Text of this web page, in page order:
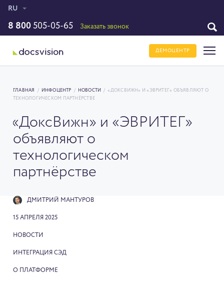
RU
8 800 505-05-65 Заказать звонок
ДЕМОЦЕНТР
ГЛАВНАЯ / ИНФОЦЕНТР / НОВОСТИ /
«ДОКСВИЖН» И «ЭВРИТЕГ» ОБЪЯВЛЯЮТ О
ТЕХНОЛОГИЧЕСКОМ ПАРТНЁРСТВЕ
«ДоксВижн» и «ЭВРИТЕГ»
объявляют о
технологическом
партнёрстве
ДМИТРИЙ МАНТУРОВ
15 АПРЕЛЯ 2025
НОВОСТИ
ИНТЕГРАЦИЯ СЭД
О ПЛАТФОРМЕ